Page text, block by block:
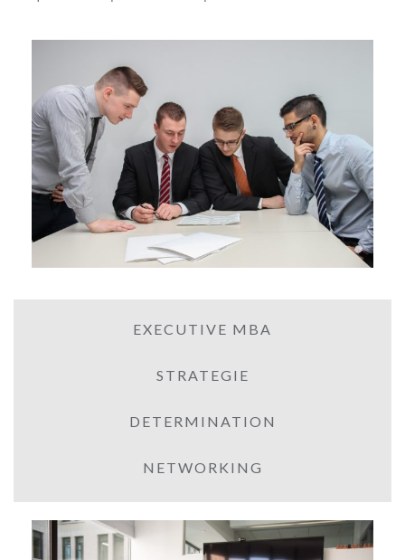
EXECUTIVE MBA
STRATEGIE
DETERMINATION
NETWORKING